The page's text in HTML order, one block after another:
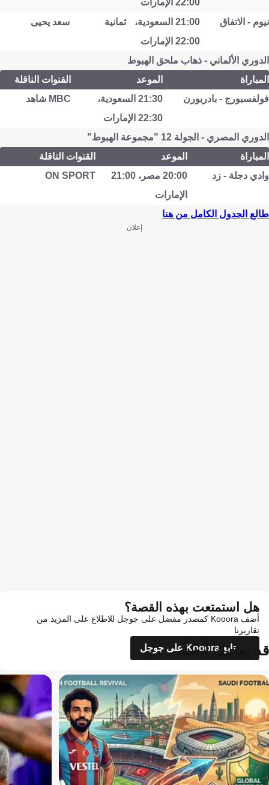
22:00 الإمارات
نيوم - الاتفاق
21:00 السعودية،
22:00 الإمارات
ثمانية سعد يحيى
الدوري الألماني - ذهاب ملحق الهبوط
المباراة
الموعد
القنوات الناقلة
فولفسبورج - بادربورن
21:30 السعودية،
22:30 الإمارات
MBC شاهد
الدوري المصري - الجولة 12 "مجموعة الهبوط"
المباراة
الموعد
القنوات الناقلة
وادي دجلة - زد
20:00 مصر، 21:00
الإمارات
ON SPORT
طالع الجدول الكامل من هنا
إعلان
هل استمتعت بهذه القصة؟
أضف Kooora كمصدر مفضل على جوجل للاطلاع على المزيد من
تقاريرنا
تابع Kooora على جوجل
قد يعجبك أيضاً